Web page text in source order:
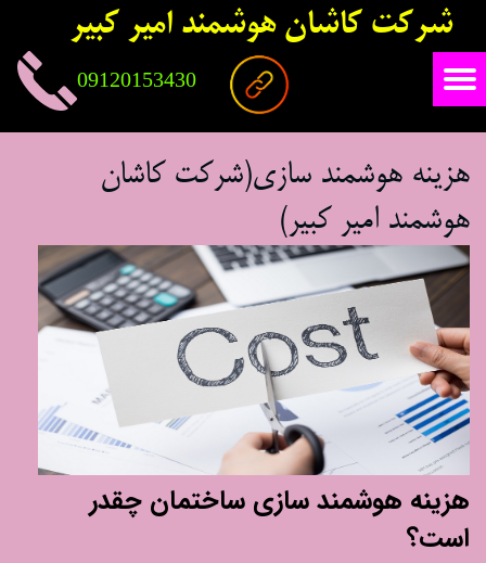
شرکت کاشان هوشمند امیر کبیر
09120153430
هزینه هوشمند سازی(شرکت کاشان
هوشمند امیر کبیر)
هزینه هوشمند سازی ساختمان چقدر
است؟